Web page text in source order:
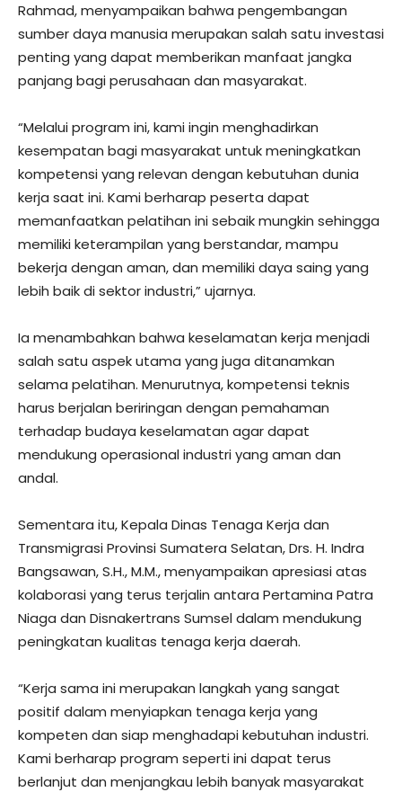
Rahmad, menyampaikan bahwa pengembangan
sumber daya manusia merupakan salah satu investasi
penting yang dapat memberikan manfaat jangka
panjang bagi perusahaan dan masyarakat.
“Melalui program ini, kami ingin menghadirkan
kesempatan bagi masyarakat untuk meningkatkan
kompetensi yang relevan dengan kebutuhan dunia
kerja saat ini. Kami berharap peserta dapat
memanfaatkan pelatihan ini sebaik mungkin sehingga
memiliki keterampilan yang berstandar, mampu
bekerja dengan aman, dan memiliki daya saing yang
lebih baik di sektor industri,” ujarnya.
Ia menambahkan bahwa keselamatan kerja menjadi
salah satu aspek utama yang juga ditanamkan
selama pelatihan. Menurutnya, kompetensi teknis
harus berjalan beriringan dengan pemahaman
terhadap budaya keselamatan agar dapat
mendukung operasional industri yang aman dan
andal.
Sementara itu, Kepala Dinas Tenaga Kerja dan
Transmigrasi Provinsi Sumatera Selatan, Drs. H. Indra
Bangsawan, S.H., M.M., menyampaikan apresiasi atas
kolaborasi yang terus terjalin antara Pertamina Patra
Niaga dan Disnakertrans Sumsel dalam mendukung
peningkatan kualitas tenaga kerja daerah.
“Kerja sama ini merupakan langkah yang sangat
positif dalam menyiapkan tenaga kerja yang
kompeten dan siap menghadapi kebutuhan industri.
Kami berharap program seperti ini dapat terus
berlanjut dan menjangkau lebih banyak masyarakat